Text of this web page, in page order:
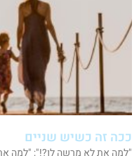
ככה זה כשיש שניים
"למה את לא מרשה לו?!"; "למה